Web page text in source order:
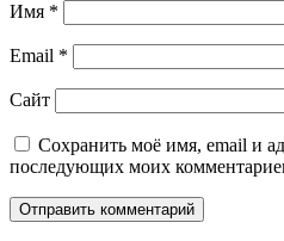
Имя *
Email *
Сайт
Сохранить моё имя, email и
последующих моих